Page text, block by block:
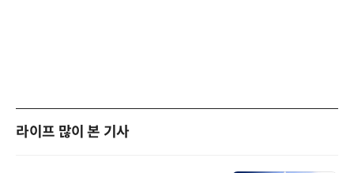
라이프 많이 본 기사